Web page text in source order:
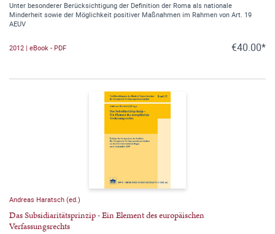
Unter besonderer Berücksichtigung der Definition der Roma als nationale
Minderheit sowie der Möglichkeit positiver Maßnahmen im Rahmen von Art. 19
AEUV
2012 | eBook - PDF €40.00*
Andreas Haratsch (ed.)
Das Subsidiaritätsprinzip - Ein Element des europäischen
Verfassungsrechts